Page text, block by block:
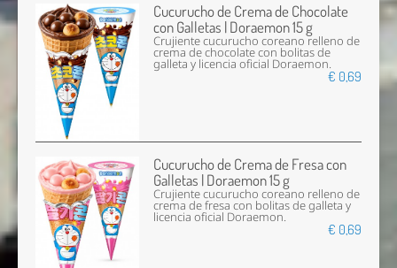
Cucurucho de Crema de Chocolate
con Galletas | Doraemon 15 g
Crujiente cucurucho coreano relleno de
crema de chocolate con bolitas de
galleta y licencia oficial Doraemon.
€ 0,69
Cucurucho de Crema de Fresa con
Galletas | Doraemon 15 g
Crujiente cucurucho coreano relleno de
crema de fresa con bolitas de galleta y
licencia oficial Doraemon.
€ 0,69